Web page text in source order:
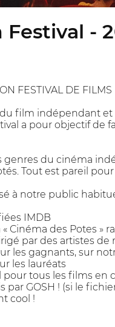
Festival -
FESTIVAL DE FILMS
film indépendant
a pour objectif de
genres du cinéma
Tout est pareil
à notre public
IMDB
Cinéma des Potes »
par des artistes
les gagnants, sur
les lauréats
pour tous les films en
par GOSH ! (si le
cool !